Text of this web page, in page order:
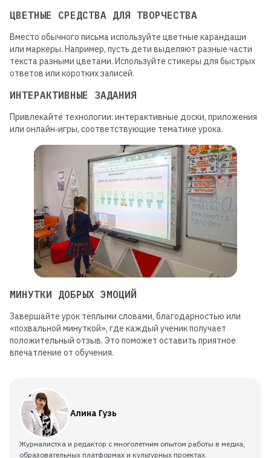
ЦВЕТНЫЕ СРЕДСТВА ДЛЯ ТВОРЧЕСТВА
Вместо обычного письма используйте цветные карандаши
или маркеры. Например, пусть дети выделяют разные части
текста разными цветами. Используйте стикеры для быстрых
ответов или коротких записей.
ИНТЕРАКТИВНЫЕ ЗАДАНИЯ
Привлекайте технологии: интерактивные доски, приложения
или онлайн‑игры, соответствующие тематике урока.
МИНУТКИ ДОБРЫХ ЭМОЦИЙ
Завершайте урок тёплыми словами, благодарностью или
«похвальной минуткой», где каждый ученик получает
положительный отзыв. Это поможет оставить приятное
впечатление от обучения.
Алина Гузь
Журналистка и редактор с многолетним опытом работы в медиа,
образовательных платформах и культурных проектах.
НЕДЕЛИ
Подробнее